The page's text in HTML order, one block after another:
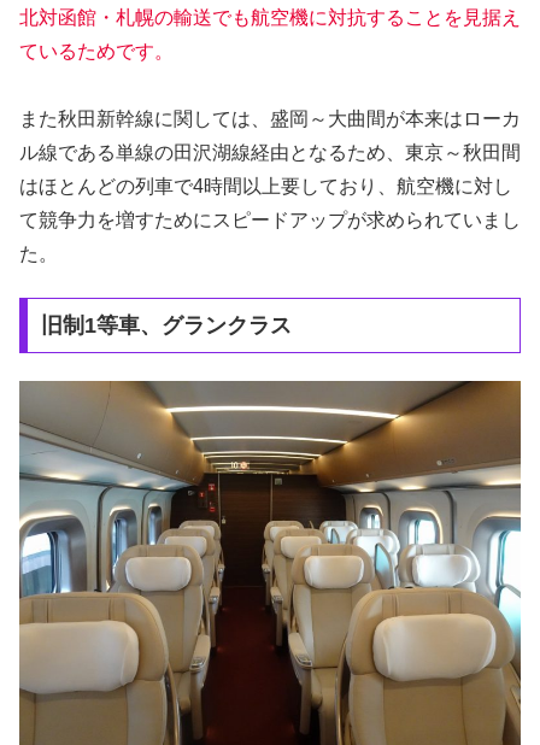
北対函館・札幌の輸送でも航空機に対抗することを見据え
ているためです。
また秋田新幹線に関しては、盛岡～大曲間が本来はローカ
ル線である単線の田沢湖線経由となるため、東京～秋田間
はほとんどの列車で4時間以上要しており、航空機に対し
て競争力を増すためにスピードアップが求められていまし
た。
旧制1等車、グランクラス